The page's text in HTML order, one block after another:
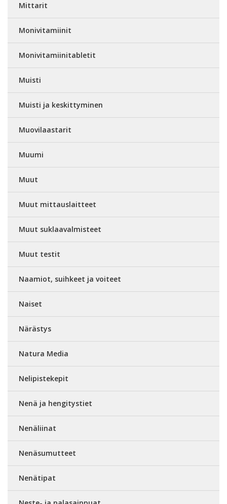
Mittarit
Monivitamiinit
Monivitamiinitabletit
Muisti
Muisti ja keskittyminen
Muovilaastarit
Muumi
Muut
Muut mittauslaitteet
Muut suklaavalmisteet
Muut testit
Naamiot, suihkeet ja voiteet
Naiset
Närästys
Natura Media
Nelipistekepit
Nenä ja hengitystiet
Nenäliinat
Nenäsumutteet
Nenätipat